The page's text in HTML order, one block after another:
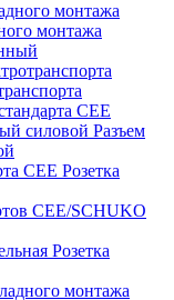
монтажа
CEE
Разъем
Розетка
CEE/SCHUKO
Розетка